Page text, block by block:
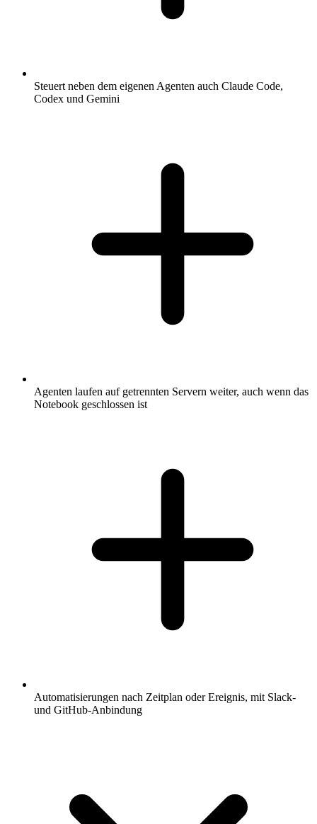
Steuert neben dem eigenen Agenten auch Claude Code,
Codex und Gemini
Agenten laufen auf getrennten Servern weiter, auch wenn das
Notebook geschlossen ist
Automatisierungen nach Zeitplan oder Ereignis, mit Slack-
und GitHub-Anbindung